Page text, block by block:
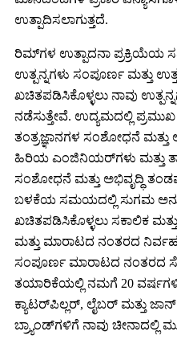
ಉತ್ಪಾದಿಸಲಾಗುತ್ತದೆ.
ರಿಮ್‌ಗಳ ಉತ್ಪಾದನಾ ಪ್ರಕ್ರಿಯೆಯ
ಉತ್ಪನ್ನಗಳು ಸಂಪೂರ್ಣ ಮತ್ತು
ಖಚಿತಪಡಿಸಿಕೊಳ್ಳಲು ನಾವು
ನಡೆಸುತ್ತೇವೆ. ಉದ್ಯಮದಲ್ಲಿ ಪ್ರಮುಖ
ತಂತ್ರಜ್ಞಾನಗಳ ಸಂಶೋಧನೆ
ಹಿರಿಯ ಎಂಜಿನಿಯರ್‌ಗಳು ಮತ್ತು
ಸಂಶೋಧನೆ ಮತ್ತು ಅಭಿವೃದ್ಧಿ
ಬಳಕೆಯ ಸಮಯದಲ್ಲಿ ಸುಗಮ
ಖಚಿತಪಡಿಸಿಕೊಳ್ಳಲು ಸಕಾಲಿಕ
ಮತ್ತು ಮಾರಾಟದ ನಂತರದ
ಸಂಪೂರ್ಣ ಮಾರಾಟದ ನಂತರದ
ತಯಾರಿಕೆಯಲ್ಲಿ ನಮಗೆ 20
ಕ್ಯಾಟರ್‌ಪಿಲ್ಲರ್, ಲೈಬರ್ ಮತ್ತು
ಬ್ರ್ಯಾಂಡ್‌ಗಳಿಗೆ ನಾವು ಚೀನಾದಲ್ಲಿ